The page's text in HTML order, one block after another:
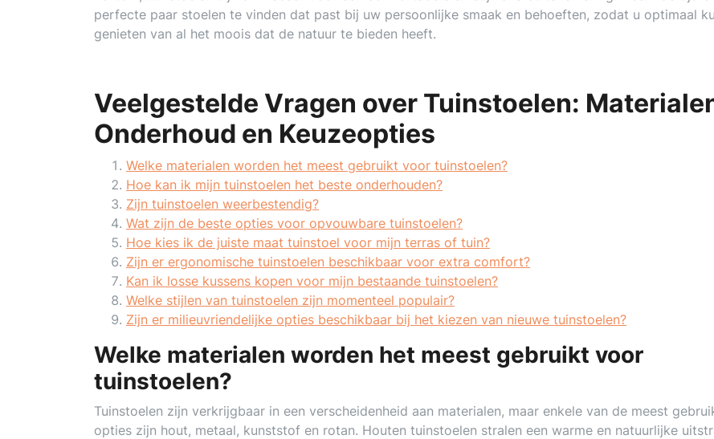
perfecte paar stoelen te vinden dat past bij uw persoonlijke smaak en behoeften, zodat u optimaal
genieten van al het moois dat de natuur te bieden heeft.
Veelgestelde Vragen over Tuinstoelen:
Onderhoud en Keuzeopties
Welke materialen worden het meest gebruikt voor tuinstoelen?
Hoe kan ik mijn tuinstoelen het beste onderhouden?
Zijn tuinstoelen weerbestendig?
Wat zijn de beste opties voor opvouwbare tuinstoelen?
Hoe kies ik de juiste maat tuinstoel voor mijn terras of tuin?
Zijn er ergonomische tuinstoelen beschikbaar voor extra comfort?
Kan ik losse kussens kopen voor mijn bestaande tuinstoelen?
Welke stijlen van tuinstoelen zijn momenteel populair?
Zijn er milieuvriendelijke opties beschikbaar bij het kiezen van nieuwe tuinstoelen?
Welke materialen worden het meest gebruikt voor
tuinstoelen?
Tuinstoelen zijn verkrijgbaar in een verscheidenheid aan materialen, maar enkele van de meest
opties zijn hout, metaal, kunststof en rotan. Houten tuinstoelen stralen een warme en natuurlijke